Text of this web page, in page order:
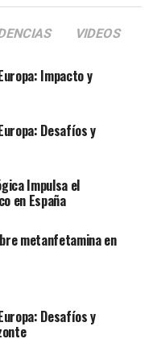
Sin embargo,
desafíos, incluyendo
de vida
negativamente en
afectando su
a crecer en un
pasado en
Ecuador,
menores de
que incluían la
Estos dibujos
estable, con casas
VIDEOS
Impacto y
Desafíos y
Impulsa el
en España
metanfetamina en
Desafíos y